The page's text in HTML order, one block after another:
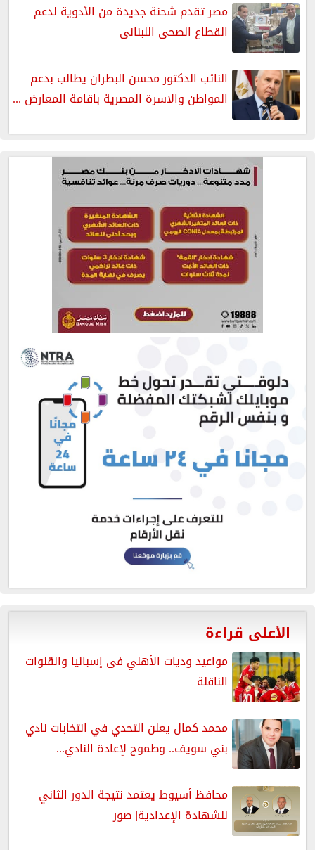
مصر تقدم شحنة جديدة من الأدوية لدعم
القطاع الصحى اللبنانى
النائب الدكتور محسن البطران يطالب بدعم
المواطن والاسرة المصرية باقامة المعارض ...
الأعلى قراءة
مواعيد وديات الأهلي فى إسبانيا والقنوات
الناقلة
محمد كمال يعلن التحدي في انتخابات نادي
بني سويف.. وطموح لإعادة النادي...
محافظ أسيوط يعتمد نتيجة الدور الثاني
للشهادة الإعدادية| صور